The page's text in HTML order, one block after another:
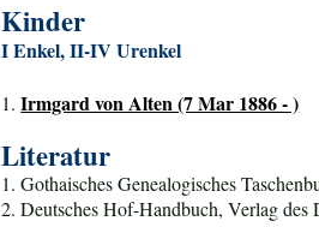
Kinder
I Enkel, II-IV Urenkel
1.Irmgard von Alten (7 Mar 1886 - )
Literatur
1. Gothaisches Genealogisches
2. Deutsches Hof-Handbuch, Verlag